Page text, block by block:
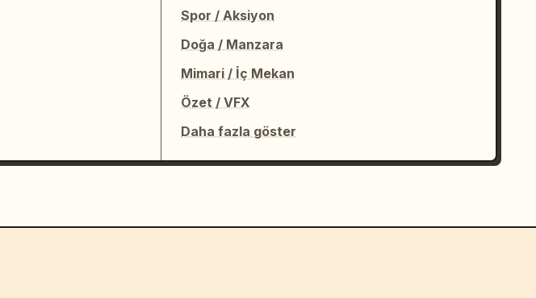
Spor / Aksiyon
Doğa / Manzara
Mimari / İç Mekan
Özet / VFX
Daha fazla göster